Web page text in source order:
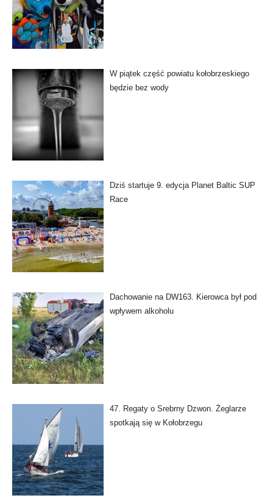
W piątek część powiatu kołobrzeskiego
będzie bez wody
Dziś startuje 9. edycja Planet Baltic SUP
Race
Dachowanie na DW163. Kierowca był pod
wpływem alkoholu
47. Regaty o Srebrny Dzwon. Żeglarze
spotkają się w Kołobrzegu